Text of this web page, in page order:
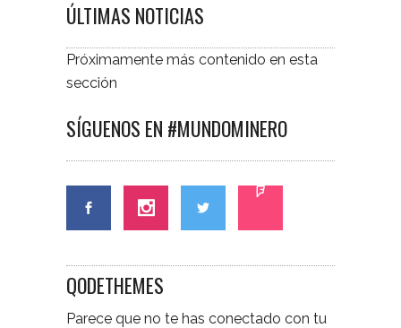
ÚLTIMAS NOTICIAS
Próximamente más contenido en esta
sección
SÍGUENOS EN #MUNDOMINERO
QODETHEMES
Parece que no te has conectado con tu